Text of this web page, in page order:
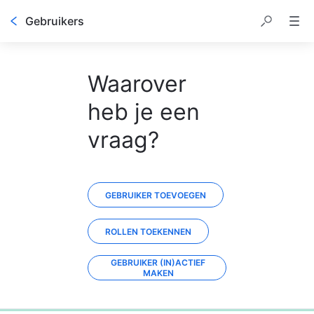
Gebruikers
Waarover
heb je een
vraag?
GEBRUIKER TOEVOEGEN
ROLLEN TOEKENNEN
GEBRUIKER (IN)ACTIEF
MAKEN